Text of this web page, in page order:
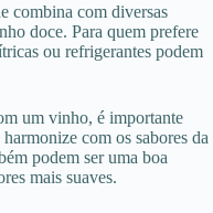
combina com diversas
doce. Para quem prefere
ou refrigerantes podem
um vinho, é importante
com os sabores da
podem ser uma boa
mais suaves.